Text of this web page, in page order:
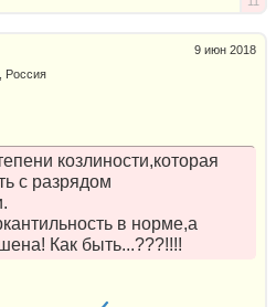
9 июн 2018
Россия
козлиности,которая
с разрядом
в норме,а
Как быть...???!!!!